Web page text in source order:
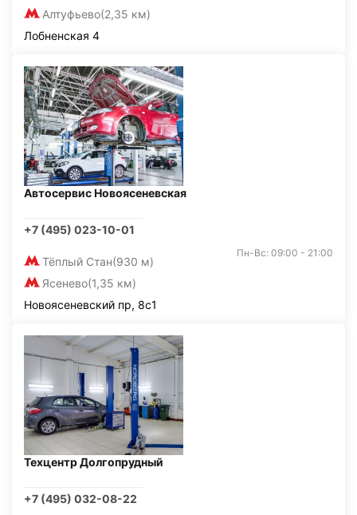
Алтуфьево(2,35 км)
Лобненская 4
Автосервис Новоясеневская
+7 (495) 023-10-01
Тёплый Стан(930 м)
Ясенево(1,35 км)
Пн-Вс: 09:00 - 21:00
Новоясеневский пр, 8с1
Техцентр Долгопрудный
+7 (495) 032-08-22